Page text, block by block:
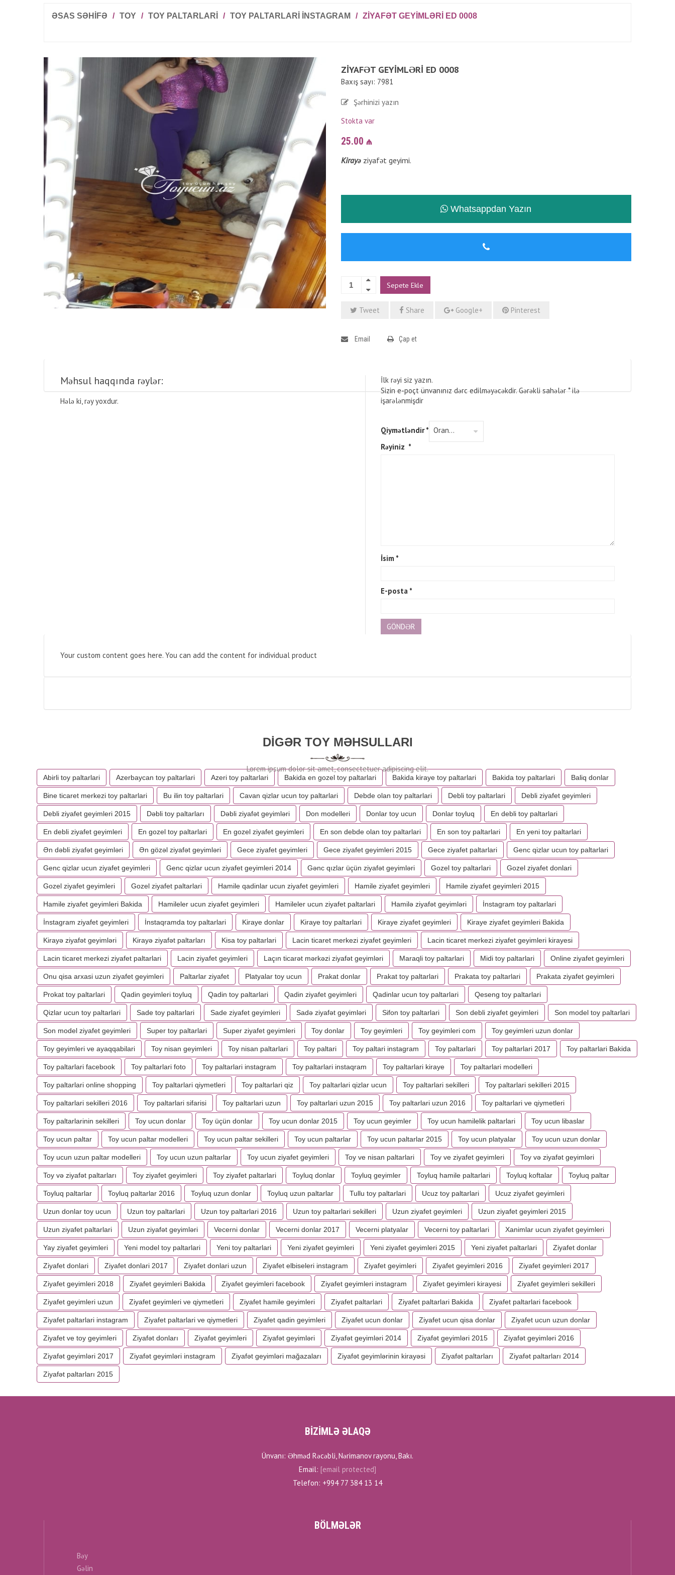
ƏSAS SƏHİFƏ / TOY / TOY PALTARLARI / TOY PALTARLARI INSTAGRAM / ZIYAFƏT GEYIMLƏRI ED 0008
ZIYAFƏT GEYIMLƏRI ED 0008
Baxış sayı: 7981
Şərhinizi yazın
Stokta var
25.00 ₼
Kirayəziyafət geyimi.
Whatsappdan Yazın
Sepete Ekle
Tweet Share Google+ Pinterest
Email Çap et
Məhsul haqqında rəylər:
Hələ ki, rəy yoxdur.
İlk rəyi siz yazın.
Sizin e-poçt ünvanınız dərc edilməyəcəkdir. Gərəkli sahələr*ilə
işarələnmişdir
Qiymətləndir*
Rəyiniz *
İsim *
E-posta *
Your custom content goes here. You can add the content for individual product
DIGƏR TOY MƏHSULLARI
Abirli toy paltarlari Azerbaycan toy paltarlari Azeri toy paltarlari Bakida en gozel toy paltarlari Bakida kiraye toy paltarlari Bakida toy paltarlari Baliq donlar
Bine ticaret merkezi toy paltarlari Bu ilin toy paltarlari Cavan qizlar ucun toy paltarlari Debde olan toy paltarlari Debli toy paltarlari Debli ziyafet geyimleri
Debli ziyafet geyimleri 2015 Dəbli toy paltarları Dəbli ziyafət geyimləri Don modelleri Donlar toy ucun Donlar toyluq En debli toy paltarlari
En debli ziyafet geyimleri En gozel toy paltarlari En gozel ziyafet geyimleri En son debde olan toy paltarlari En son toy paltarlari En yeni toy paltarlari
Ən dəbli ziyafət geyimləri Ən gözəl ziyafət geyimləri Gece ziyafet geyimleri Gece ziyafet geyimleri 2015 Gece ziyafet paltarlari Genc qizlar ucun toy paltarlari
Genc qizlar ucun ziyafet geyimleri Genc qizlar ucun ziyafet geyimleri 2014 Gənc qızlar üçün ziyafət geyimləri Gozel toy paltarlari Gozel ziyafet donlari
Gozel ziyafet geyimleri Gozel ziyafet paltarlari Hamile qadinlar ucun ziyafet geyimleri Hamile ziyafet geyimleri Hamile ziyafet geyimleri 2015
Hamile ziyafet geyimleri Bakida Hamileler ucun ziyafet geyimleri Hamileler ucun ziyafet paltarlari Hamilə ziyafət geyimləri İnstagram toy paltarlari
İnstagram ziyafet geyimleri İnstaqramda toy paltarlari Kiraye donlar Kiraye toy paltarlari Kiraye ziyafet geyimleri Kiraye ziyafet geyimleri Bakida
Kirayə ziyafət geyimləri Kirayə ziyafət paltarları Kisa toy paltarlari Lacin ticaret merkezi ziyafet geyimleri Lacin ticaret merkezi ziyafet geyimleri kirayesi
Lacin ticaret merkezi ziyafet paltarlari Lacin ziyafet geyimleri Laçın ticarət mərkəzi ziyafət geyimləri Maraqli toy paltarlari Midi toy paltarlari Online ziyafet geyimleri
Onu qisa arxasi uzun ziyafet geyimleri Paltarlar ziyafet Platyalar toy ucun Prakat donlar Prakat toy paltarlari Prakata toy paltarlari Prakata ziyafet geyimleri
Prokat toy paltarlari Qadin geyimleri toyluq Qadin toy paltarlari Qadin ziyafet geyimleri Qadinlar ucun toy paltarlari Qeseng toy paltarlari
Qizlar ucun toy paltarlari Sade toy paltarlari Sade ziyafet geyimleri Sadə ziyafət geyimləri Sifon toy paltarlari Son debli ziyafet geyimleri Son model toy paltarlari
Son model ziyafet geyimleri Super toy paltarlari Super ziyafet geyimleri Toy donlar Toy geyimleri Toy geyimleri com Toy geyimleri uzun donlar
Toy geyimleri ve ayaqqabilari Toy nisan geyimleri Toy nisan paltarlari Toy paltari Toy paltari instagram Toy paltarlari Toy paltarlari 2017 Toy paltarlari Bakida
Toy paltarlari facebook Toy paltarlari foto Toy paltarlari instagram Toy paltarlari instaqram Toy paltarlari kiraye Toy paltarlari modelleri
Toy paltarlari online shopping Toy paltarlari qiymetleri Toy paltarlari qiz Toy paltarlari qizlar ucun Toy paltarlari sekilleri Toy paltarlari sekilleri 2015
Toy paltarlari sekilleri 2016 Toy paltarlari sifarisi Toy paltarlari uzun Toy paltarlari uzun 2015 Toy paltarlari uzun 2016 Toy paltarlari ve qiymetleri
Toy paltarlarinin sekilleri Toy ucun donlar Toy üçün donlar Toy ucun donlar 2015 Toy ucun geyimler Toy ucun hamilelik paltarlari Toy ucun libaslar
Toy ucun paltar Toy ucun paltar modelleri Toy ucun paltar sekilleri Toy ucun paltarlar Toy ucun paltarlar 2015 Toy ucun platyalar Toy ucun uzun donlar
Toy ucun uzun paltar modelleri Toy ucun uzun paltarlar Toy ucun ziyafet geyimleri Toy ve nisan paltarlari Toy ve ziyafet geyimleri Toy və ziyafət geyimləri
Toy və ziyafət paltarları Toy ziyafet geyimleri Toy ziyafet paltarlari Toyluq donlar Toyluq geyimler Toyluq hamile paltarlari Toyluq koftalar Toyluq paltar
Toyluq paltarlar Toyluq paltarlar 2016 Toyluq uzun donlar Toyluq uzun paltarlar Tullu toy paltarlari Ucuz toy paltarlari Ucuz ziyafet geyimleri
Uzun donlar toy ucun Uzun toy paltarlari Uzun toy paltarlari 2016 Uzun toy paltarlari sekilleri Uzun ziyafet geyimleri Uzun ziyafet geyimleri 2015
Uzun ziyafet paltarlari Uzun ziyafət geyimləri Vecerni donlar Vecerni donlar 2017 Vecerni platyalar Vecerni toy paltarlari Xanimlar ucun ziyafet geyimleri
Yay ziyafet geyimleri Yeni model toy paltarlari Yeni toy paltarlari Yeni ziyafet geyimleri Yeni ziyafet geyimleri 2015 Yeni ziyafet paltarlari Ziyafet donlar
Ziyafet donlari Ziyafet donlari 2017 Ziyafet donlari uzun Ziyafet elbiseleri instagram Ziyafet geyimleri Ziyafet geyimleri 2016 Ziyafet geyimleri 2017
Ziyafet geyimleri 2018 Ziyafet geyimleri Bakida Ziyafet geyimleri facebook Ziyafet geyimleri instagram Ziyafet geyimleri kirayesi Ziyafet geyimleri sekilleri
Ziyafet geyimleri uzun Ziyafet geyimleri ve qiymetleri Ziyafet hamile geyimleri Ziyafet paltarlari Ziyafet paltarlari Bakida Ziyafet paltarlari facebook
Ziyafet paltarlari instagram Ziyafet paltarlari ve qiymetleri Ziyafet qadin geyimleri Ziyafet ucun donlar Ziyafet ucun qisa donlar Ziyafet ucun uzun donlar
Ziyafet ve toy geyimleri Ziyafət donları Ziyafət geyimleri Ziyafət geyimləri Ziyafət geyimləri 2014 Ziyafət geyimləri 2015 Ziyafət geyimləri 2016
Ziyafət geyimləri 2017 Ziyafət geyimləri instagram Ziyafət geyimləri mağazaları Ziyafət geyimlərinin kirayəsi Ziyafət paltarları Ziyafət paltarları 2014
Ziyafət paltarları 2015
BİZİMLƏ ƏLAQƏ
Ünvanı: Əhməd Rəcəbli, Nərimanov rayonu, Bakı.
Email: [email protected]
Telefon: +994 77 384 13 14
BÖLMƏLƏR
Bəy
Gəlin